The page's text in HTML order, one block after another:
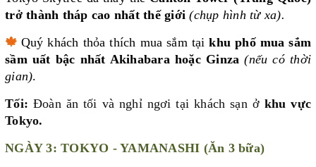
trở thành tháp cao nhất thế giới (chụp hình từ xa).
🍁 Quý khách thỏa thích mua sắm tạikhu phố mua sắm
sầm uất bậc nhất Akihabara hoặc Ginza (nếu có thời
gian).
Tối: Đoàn ăn tối và nghỉ ngơi tại khách sạn ở khu vực
Tokyo.
NGÀY 3: TOKYO - YAMANASHI (Ăn 3 bữa)